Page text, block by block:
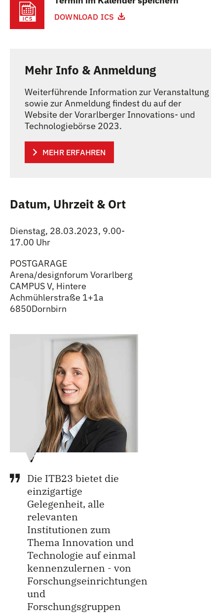
DOWNLOAD ICS
Mehr Info & Anmeldung
Weiterführende Information zur Veranstaltung
sowie zur Anmeldung findest du auf der
Website der Vorarlberger Innovations- und
Technologiebörse 2023.
MEHR ERFAHREN
Datum, Uhrzeit & Ort
Dienstag, 28.03.2023, 9.00-
17.00 Uhr
POSTGARAGE
Arena/designforum Vorarlberg
CAMPUS V, Hintere
Achmühlerstraße 1+1a
6850Dornbirn
Die ITB23 bietet die
einzigartige
Gelegenheit, alle
relevanten
Institutionen zum
Thema Innovation und
Technologie auf einmal
kennenzulernen - von
Forschungseinrichtungen
und
Forschungsgruppen